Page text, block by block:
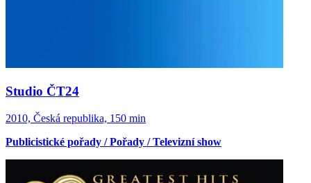
Studio ČT24
2010, Česká republika, 150 min
Publicistické pořady / Pořady / Televizní show